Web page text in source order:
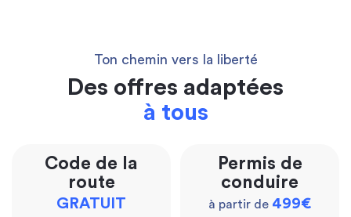
Ton chemin vers la liberté
Des offres adaptées
à tous
Code de la
route
GRATUIT
Permis de
conduire
à partir de 499€